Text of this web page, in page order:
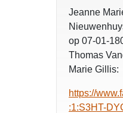
Jeanne
op 07-01-
Thomas
Marie Gillis:
https://
:1:S3HT-